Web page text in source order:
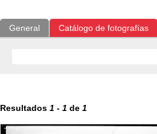
General Catálogo de fotografías
Resultados 1 - 1 de 1